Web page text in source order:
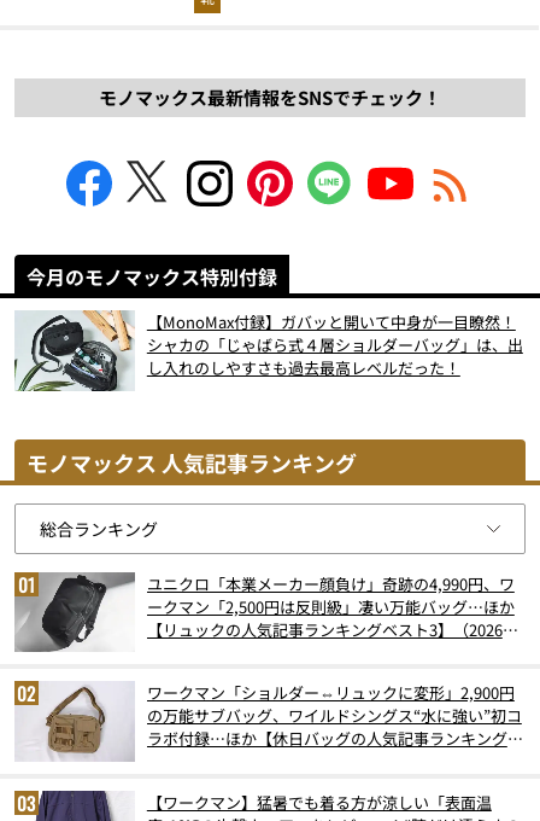
モノマックス最新情報をSNSでチェック！
今月のモノマックス特別付録
【MonoMax付録】ガバッと開いて中身が一目瞭然！
シャカの「じゃばら式４層ショルダーバッグ」は、出
し入れのしやすさも過去最高レベルだった！
モノマックス 人気記事ランキング
ユニクロ「本業メーカー顔負け」奇跡の4,990円、ワ
ークマン「2,500円は反則級」凄い万能バッグ…ほか
【リュックの人気記事ランキングベスト3】（2026年
ワークマン「ショルダー⇔リュックに変形」2,900円
の万能サブバッグ、ワイルドシングス“水に強い”初コ
ラボ付録…ほか【休日バッグの人気記事ランキングベ
【ワークマン】猛暑でも着る方が涼しい「表面温